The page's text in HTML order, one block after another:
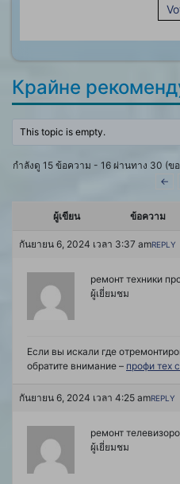
Крайне
This topic is empty.
กำลังดู 15 ข้อความ - 16 ผ่านทาง 30 (ข
←
ผู้เขียน ข้อความ
กันยายน 6, 2024 เวลา 3:37 amREPLY
ремонт техники
ผู้เยี่ยมชม
Если вы искали где
обратите внимание – профи тех
กันยายน 6, 2024 เวลา 4:25 amREPLY
ремонт
ผู้เยี่ยมชม